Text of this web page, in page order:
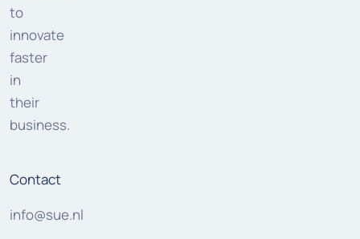
to
innovate
faster
in
their
business.
Contact
info@sue.nl